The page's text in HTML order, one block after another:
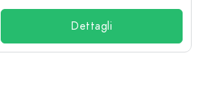
Dettagli